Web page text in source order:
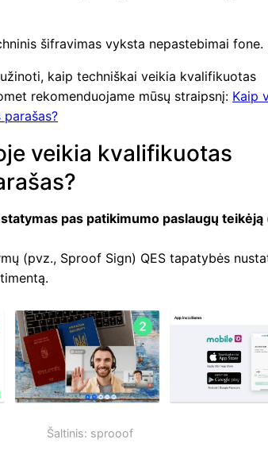
šifravimas vyksta nepastebimai fone.
kaip techniškai veikia kvalifikuotas
rekomenduojame mūsų straipsnį: Kaip
veikia kvalifikuotas
pas patikimumo paslaugų teikėją
(pvz., Sproof Sign) QES tapatybės
Šaltinis: sprooof